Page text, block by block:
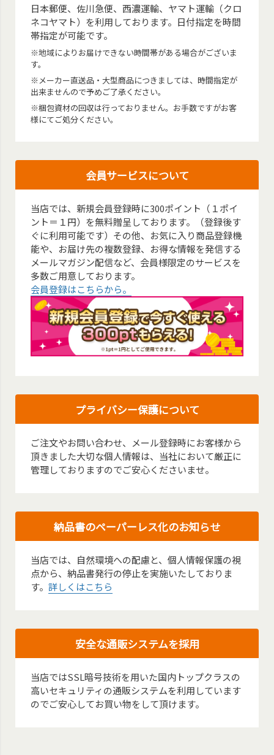
日本郵便、佐川急便、西濃運輸、ヤマト運輸（クロ
ネコヤマト）を利用しております。日付指定を時間
帯指定が可能です。
※地域によりお届けできない時間帯がある場合がございま
す。
※メーカー直送品・大型商品につきましては、時間指定が
出来ませんので予めご了承ください。
※梱包資材の回収は行っておりません。お手数ですがお客
様にてご処分ください。
会員サービスについて
当店では、新規会員登録時に300ポイント（１ポイ
ント＝１円）を無料贈呈しております。（登録後す
ぐに利用可能です）その他、お気に入り商品登録機
能や、お届け先の複数登録、お得な情報を発信する
メールマガジン配信など、会員様限定のサービスを
多数ご用意しております。
会員登録はこちらから。
プライバシー保護について
ご注文やお問い合わせ、メール登録時にお客様から
頂きました大切な個人情報は、当社において厳正に
管理しておりますのでご安心くださいませ。
納品書のペーパーレス化のお知らせ
当店では、自然環境への配慮と、個人情報保護の視
点から、納品書発行の停止を実施いたしておりま
す。詳しくはこちら
安全な通販システムを採用
当店ではSSL暗号技術を用いた国内トップクラスの
高いセキュリティの通販システムを利用しています
のでご安心してお買い物をして頂けます。